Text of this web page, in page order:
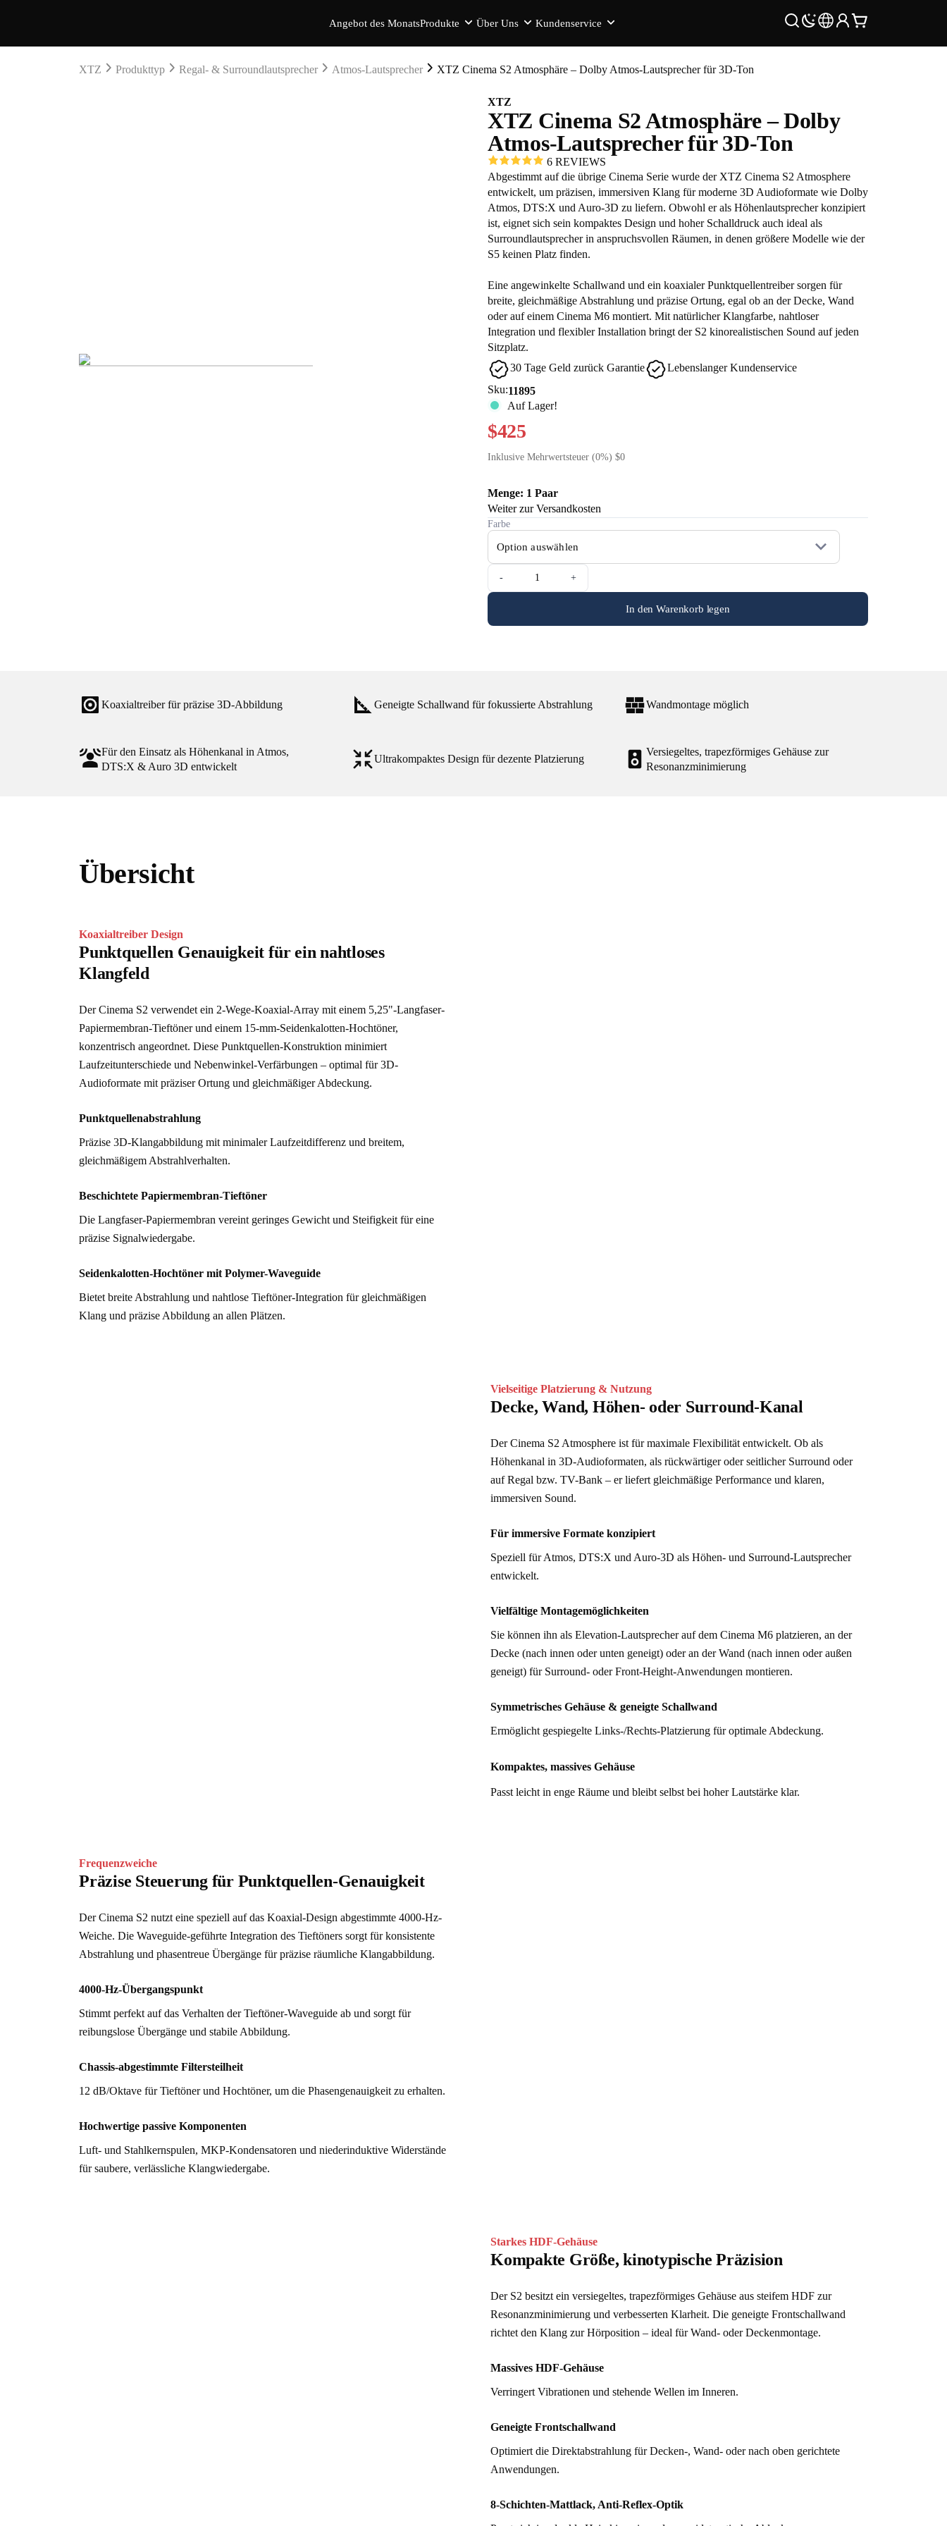
Angebot des MonatsProdukte Über Uns Kundenservice
XTZ Produkttyp Regal- & Surroundlautsprecher Atmos-Lautsprecher XTZ Cinema S2 Atmosphäre – Dolby Atmos-Lautsprecher für 3D-Ton
XTZ
XTZ Cinema S2 Atmosphäre – Dolby
Atmos-Lautsprecher für 3D-Ton
6 REVIEWS
Abgestimmt auf die übrige Cinema Serie wurde der XTZ Cinema S2 Atmosphere
entwickelt, um präzisen, immersiven Klang für moderne 3D Audioformate wie Dolby
Atmos, DTS:X und Auro-3D zu liefern. Obwohl er als Höhenlautsprecher konzipiert
ist, eignet sich sein kompaktes Design und hoher Schalldruck auch ideal als
Surroundlautsprecher in anspruchsvollen Räumen, in denen größere Modelle wie der
S5 keinen Platz finden.
Eine angewinkelte Schallwand und ein koaxialer Punktquellentreiber sorgen für
breite, gleichmäßige Abstrahlung und präzise Ortung, egal ob an der Decke, Wand
oder auf einem Cinema M6 montiert. Mit natürlicher Klangfarbe, nahtloser
Integration und flexibler Installation bringt der S2 kinorealistischen Sound auf jeden
Sitzplatz.
30 Tage Geld zurück Garantie
Lebenslanger Kundenservice
Sku:11895
Auf Lager!
$425
Inklusive Mehrwertsteuer (0%) $0
Menge: 1 Paar
Weiter zur Versandkosten
Farbe
- +
In den Warenkorb legen
Koaxialtreiber für präzise 3D-Abbildung Geneigte Schallwand für fokussierte Abstrahlung Wandmontage möglich
Für den Einsatz als Höhenkanal in Atmos,
DTS:X & Auro 3D entwickelt
Ultrakompaktes Design für dezente Platzierung
Versiegeltes, trapezförmiges Gehäuse zur
Resonanzminimierung
Übersicht
Koaxialtreiber Design
Punktquellen Genauigkeit für ein nahtloses
Klangfeld
Der Cinema S2 verwendet ein 2-Wege-Koaxial-Array mit einem 5,25"-Langfaser-
Papiermembran-Tieftöner und einem 15-mm-Seidenkalotten-Hochtöner,
konzentrisch angeordnet. Diese Punktquellen-Konstruktion minimiert
Laufzeitunterschiede und Nebenwinkel-Verfärbungen – optimal für 3D-
Audioformate mit präziser Ortung und gleichmäßiger Abdeckung.
Punktquellenabstrahlung
Präzise 3D-Klangabbildung mit minimaler Laufzeitdifferenz und breitem,
gleichmäßigem Abstrahlverhalten.
Beschichtete Papiermembran-Tieftöner
Die Langfaser-Papiermembran vereint geringes Gewicht und Steifigkeit für eine
präzise Signalwiedergabe.
Seidenkalotten-Hochtöner mit Polymer-Waveguide
Bietet breite Abstrahlung und nahtlose Tieftöner-Integration für gleichmäßigen
Klang und präzise Abbildung an allen Plätzen.
Vielseitige Platzierung & Nutzung
Decke, Wand, Höhen- oder Surround-Kanal
Der Cinema S2 Atmosphere ist für maximale Flexibilität entwickelt. Ob als
Höhenkanal in 3D-Audioformaten, als rückwärtiger oder seitlicher Surround oder
auf Regal bzw. TV-Bank – er liefert gleichmäßige Performance und klaren,
immersiven Sound.
Für immersive Formate konzipiert
Speziell für Atmos, DTS:X und Auro-3D als Höhen- und Surround-Lautsprecher
entwickelt.
Vielfältige Montagemöglichkeiten
Sie können ihn als Elevation-Lautsprecher auf dem Cinema M6 platzieren, an der
Decke (nach innen oder unten geneigt) oder an der Wand (nach innen oder außen
geneigt) für Surround- oder Front-Height-Anwendungen montieren.
Symmetrisches Gehäuse & geneigte Schallwand
Ermöglicht gespiegelte Links-/Rechts-Platzierung für optimale Abdeckung.
Kompaktes, massives Gehäuse
Passt leicht in enge Räume und bleibt selbst bei hoher Lautstärke klar.
Frequenzweiche
Präzise Steuerung für Punktquellen-Genauigkeit
Der Cinema S2 nutzt eine speziell auf das Koaxial-Design abgestimmte 4000-Hz-
Weiche. Die Waveguide-geführte Integration des Tieftöners sorgt für konsistente
Abstrahlung und phasentreue Übergänge für präzise räumliche Klangabbildung.
4000-Hz-Übergangspunkt
Stimmt perfekt auf das Verhalten der Tieftöner-Waveguide ab und sorgt für
reibungslose Übergänge und stabile Abbildung.
Chassis-abgestimmte Filtersteilheit
12 dB/Oktave für Tieftöner und Hochtöner, um die Phasengenauigkeit zu erhalten.
Hochwertige passive Komponenten
Luft- und Stahlkernspulen, MKP-Kondensatoren und niederinduktive Widerstände
für saubere, verlässliche Klangwiedergabe.
Starkes HDF-Gehäuse
Kompakte Größe, kinotypische Präzision
Der S2 besitzt ein versiegeltes, trapezförmiges Gehäuse aus steifem HDF zur
Resonanzminimierung und verbesserten Klarheit. Die geneigte Frontschallwand
richtet den Klang zur Hörposition – ideal für Wand- oder Deckenmontage.
Massives HDF-Gehäuse
Verringert Vibrationen und stehende Wellen im Inneren.
Geneigte Frontschallwand
Optimiert die Direktabstrahlung für Decken-, Wand- oder nach oben gerichtete
Anwendungen.
8-Schichten-Mattlack, Anti-Reflex-Optik